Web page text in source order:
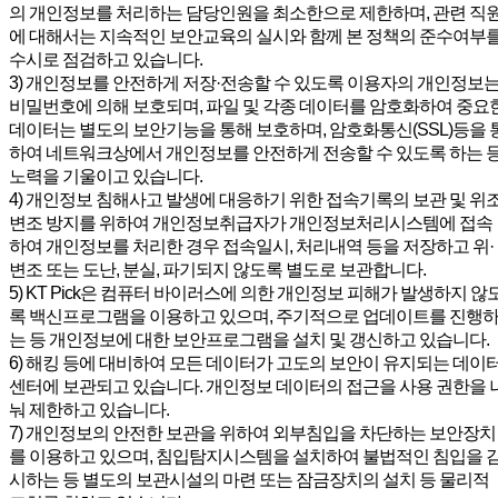
의 개인정보를 처리하는 담당인원을 최소한으로 제한하며, 관련 직
에 대해서는 지속적인 보안교육의 실시와 함께 본 정책의 준수여부
수시로 점검하고 있습니다.
3) 개인정보를 안전하게 저장·전송할 수 있도록 이용자의 개인정보
비밀번호에 의해 보호되며, 파일 및 각종 데이터를 암호화하여 중요
데이터는 별도의 보안기능을 통해 보호하며, 암호화통신(SSL)등을
하여 네트워크상에서 개인정보를 안전하게 전송할 수 있도록 하는
노력을 기울이고 있습니다.
4) 개인정보 침해사고 발생에 대응하기 위한 접속기록의 보관 및 위
변조 방지를 위하여 개인정보취급자가 개인정보처리시스템에 접속
하여 개인정보를 처리한 경우 접속일시, 처리내역 등을 저장하고 위·
변조 또는 도난, 분실, 파기되지 않도록 별도로 보관합니다.
5) KT Pick은 컴퓨터 바이러스에 의한 개인정보 피해가 발생하지 않
록 백신프로그램을 이용하고 있으며, 주기적으로 업데이트를 진행하
는 등 개인정보에 대한 보안프로그램을 설치 및 갱신하고 있습니다.
6) 해킹 등에 대비하여 모든 데이터가 고도의 보안이 유지되는 데이
센터에 보관되고 있습니다. 개인정보 데이터의 접근을 사용 권한을
눠 제한하고 있습니다.
7) 개인정보의 안전한 보관을 위하여 외부침입을 차단하는 보안장치
를 이용하고 있으며, 침입탐지시스템을 설치하여 불법적인 침입을
시하는 등 별도의 보관시설의 마련 또는 잠금장치의 설치 등 물리적